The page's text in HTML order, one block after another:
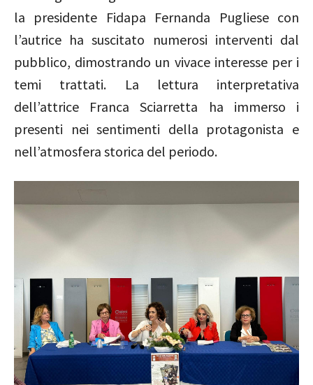
la presidente Fidapa Fernanda Pugliese con
l’autrice ha suscitato numerosi interventi dal
pubblico, dimostrando un vivace interesse per i
temi trattati. La lettura interpretativa
dell’attrice Franca Sciarretta ha immerso i
presenti nei sentimenti della protagonista e
nell’atmosfera storica del periodo.